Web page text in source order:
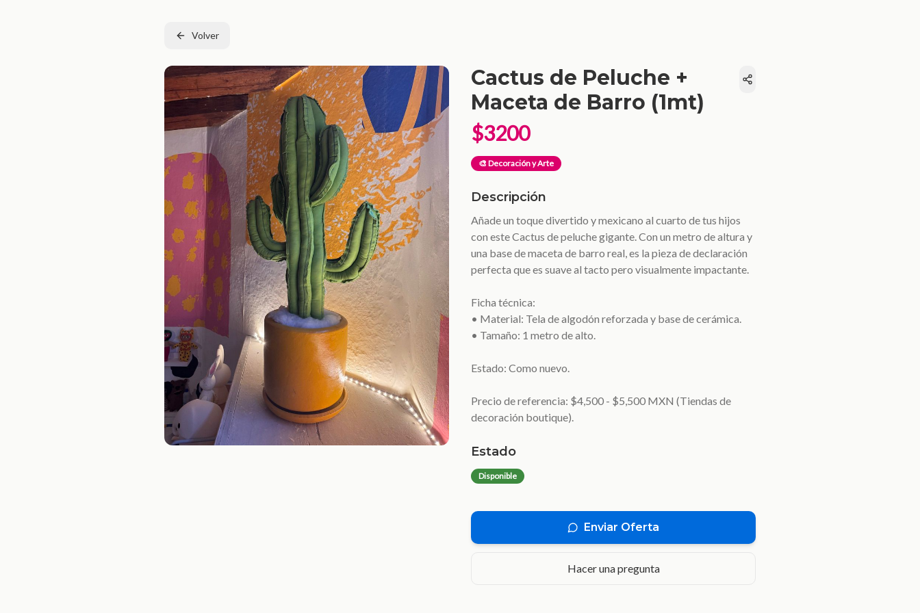
Volver
Cactus de Peluche +
Maceta de Barro (1mt)
$3200
🎨 Decoración y Arte
Descripción
Añade un toque divertido y mexicano al cuarto de tus hijos
con este Cactus de peluche gigante. Con un metro de altura y
una base de maceta de barro real, es la pieza de declaración
perfecta que es suave al tacto pero visualmente impactante.
Ficha técnica:
• Material: Tela de algodón reforzada y base de cerámica.
• Tamaño: 1 metro de alto.
Estado: Como nuevo.
Precio de referencia: $4,500 - $5,500 MXN (Tiendas de
decoración boutique).
Estado
Disponible
Enviar Oferta
Hacer una pregunta